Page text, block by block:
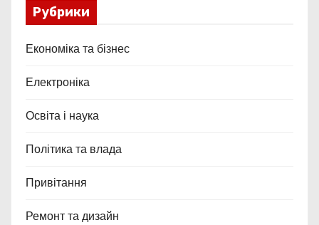
Рубрики
Економіка та бізнес
Електроніка
Освіта і наука
Політика та влада
Привітання
Ремонт та дизайн